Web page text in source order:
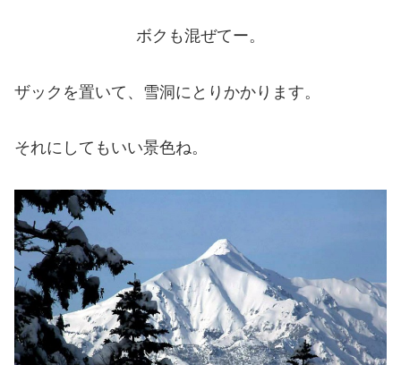
ボクも混ぜてー。
ザックを置いて、雪洞にとりかかります。
それにしてもいい景色ね。